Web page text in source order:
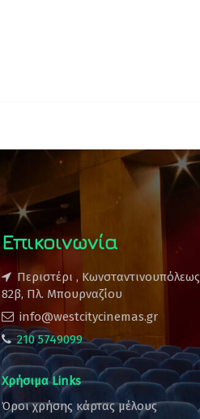
Επικοινωνία
Περιστέρι , Κωνσταντινουπόλεως
82β, Πλ. Μπουρναζίου
info@westcitycinemas.gr
210 5749099
Χρήσιμα Links
Όροι χρήσης κάρτας μέλους